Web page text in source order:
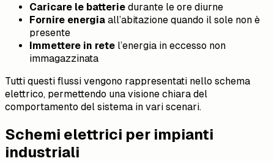
Caricare le batterie durante le ore diurne
Fornire energia all’abitazione quando il sole non è
presente
Immettere in rete l’energia in eccesso non
immagazzinata
Tutti questi flussi vengono rappresentati nello schema
elettrico, permettendo una visione chiara del
comportamento del sistema in vari scenari.
Schemi elettrici per impianti
industriali